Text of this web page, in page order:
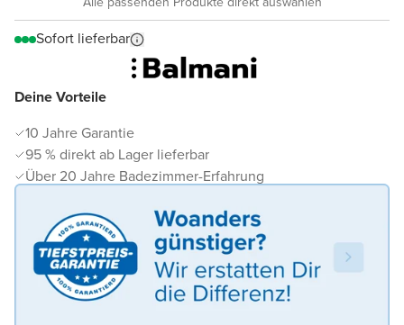
Deine Vorteile
10 Jahre Garantie
95 % direkt ab Lager lieferbar
Über 20 Jahre Badezimmer-Erfahrung
Sofort lieferbar